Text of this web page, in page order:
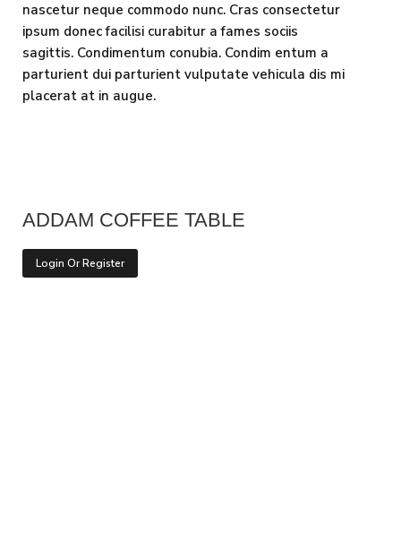
nascetur neque commodo nunc. Cras consectetur
ipsum donec facilisi curabitur a fames sociis
sagittis. Condimentum conubia. Condim entum a
parturient dui parturient vulputate vehicula dis mi
placerat at in augue.
ADDAM COFFEE TABLE
Login Or Register